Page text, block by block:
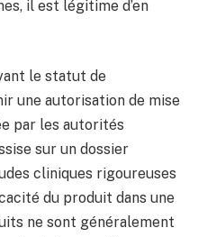
il est légitime d’en
le statut de
une autorisation de mise
par les autorités
sur un dossier
cliniques rigoureuses
du produit dans une
ne sont généralement